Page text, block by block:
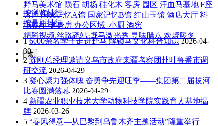
野马美术馆 陨石 胡杨 硅化木 客房 园区 汗血马基地 F座
大厅 国家记忆A馆 国家记忆B馆 红山玉馆 酒店大厅 料
场餐厅 健身房 办公区域 小厨 酒窖
精彩视频 丝路驿站·野马激光秀 寻味腊八 欢聚暖冬
繁
按浏览排行
按最新排行
16000余名学子走进野马 解锁马文化科普知识 2026-04-
30
2陈刚总经理邀请义乌市政府来疆考察团赴吐鲁番市调
研交流 2026-04-29
3 凝心聚力强体魄 奋勇争先迎旺季——集团第二届拔河
比赛圆满落幕 2026-04-29
4 新疆农业职业技术大学动物科技学院实践育人基地揭
牌 2026-03-26
5 “春风得意—从巴黎到乌鲁木齐主题活动”隆重举行